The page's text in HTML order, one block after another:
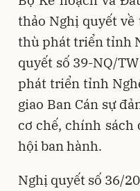
thảo Nghị quyết
thù phát triển tỉnh
quyết số 39-NQ/
phát triển tỉnh
giao Ban Cán sự
cơ chế, chính
hội ban hành.
Nghị quyết số 36/